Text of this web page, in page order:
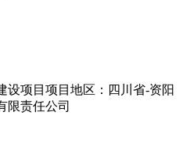
设项目 项目地区：四川省-资阳
限责任公司